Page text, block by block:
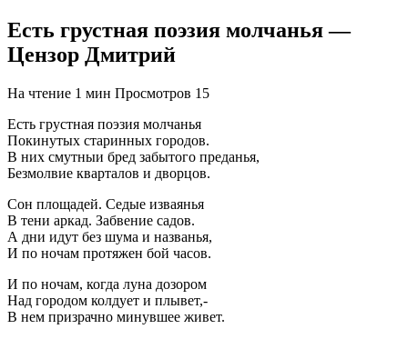
Есть грустная поэзия молчанья —
Цензор Дмитрий
На чтение 1 мин Просмотров 15
Есть грустная поэзия молчанья
Покинутых старинных городов.
В них смутныи бред забытого преданья,
Безмолвие кварталов и дворцов.
Сон площадей. Седые изваянья
В тени аркад. Забвение садов.
А дни идут без шума и названья,
И по ночам протяжен бой часов.
И по ночам, когда луна дозором
Над городом колдует и плывет,-
В нем призрачно минувшее живет.